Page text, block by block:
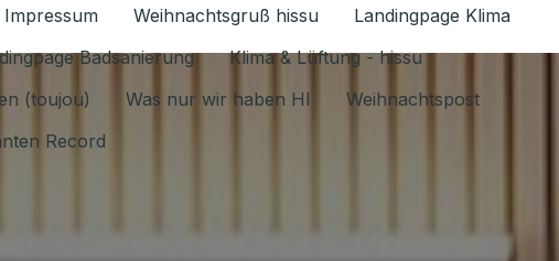
für Datenschutz 1.6.2026 umschalten
Impressum Weihnachtsgruß hissu
Landingpage Klima
Badsanierung
Klima & Lüftung - hissu
(toujou) Was nur wir haben HI
Weihnachtspost
Record